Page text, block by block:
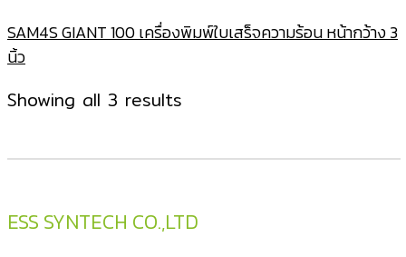
SAM4S GIANT 100 เครื่องพิมพ์ใบเสร็จความร้อน หน้ากว้าง 3
นิ้ว
Showing all 3 results
latest
ESS SYNTECH CO.,LTD